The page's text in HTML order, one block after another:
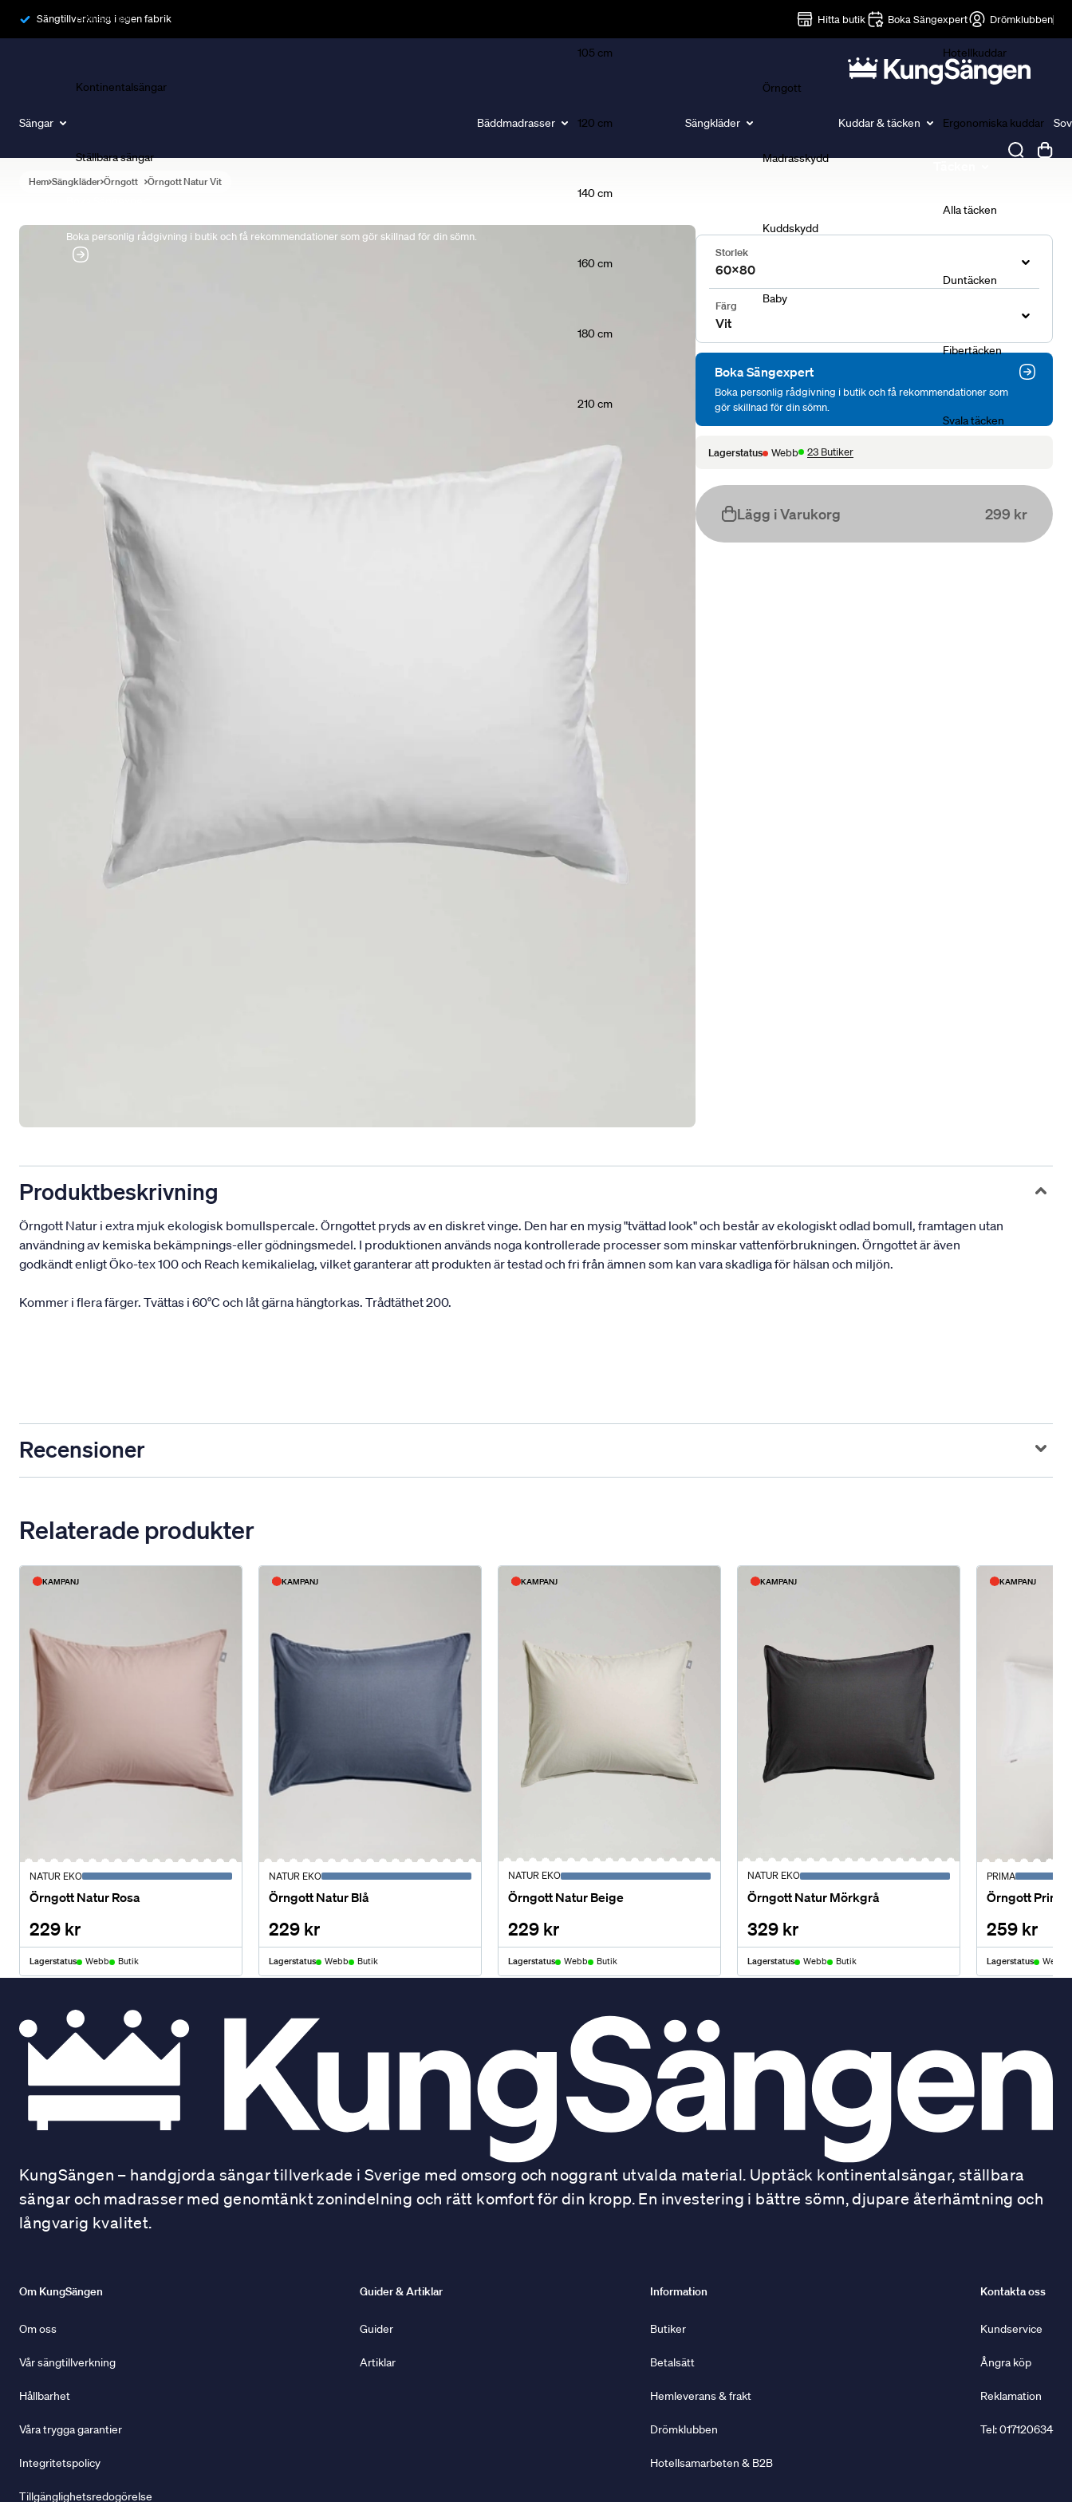
Sängtillverkning i egen fabrik Hitta butik Boka Sängexpert Drömklubben
Sängar
Ramsängar
Kontinentalsängar
Ställbara sängar
Boka personlig rådgivning i butik och få rekommendationer som gör skillnad för din sömn.
Bäddmadrasser
105 cm
120 cm
140 cm
160 cm
180 cm
210 cm
Sängkläder
Örngott
Madrasskydd
Kuddskydd
Baby
Kuddar & täcken
Hotellkuddar
Ergonomiska kuddar
Alla täcken
Duntäcken
Fibertäcken
Svala täcken
Hem Sängkläder Örngott Örngott Natur Vit
Storlek
60x80
Färg
Vit
Boka Sängexpert
Boka personlig rådgivning i butik och få rekommendationer som
gör skillnad för din sömn.
Lagerstatus Webb 23 Butiker
Lägg i Varukorg 299 kr
Produktbeskrivning
Örngott Natur i extra mjuk ekologisk bomullspercale. Örngottet pryds av en diskret vinge. Den har en mysig "tvättad look" och består av ekologiskt odlad bomull, framtagen utan
användning av kemiska bekämpnings-eller gödningsmedel. I produktionen används noga kontrollerade processer som minskar vattenförbrukningen. Örngottet är även
godkändt enligt Öko-tex 100 och Reach kemikalielag, vilket garanterar att produkten är testad och fri från ämnen som kan vara skadliga för hälsan och miljön.
Kommer i flera färger. Tvättas i 60°C och låt gärna hängtorkas. Trådtäthet 200.
Recensioner
Relaterade produkter
KAMPANJ
NATUR EKO
Örngott Natur Rosa
229 kr
Lagerstatus Webb Butik
KAMPANJ
NATUR EKO
Örngott Natur Blå
229 kr
Lagerstatus Webb Butik
KAMPANJ
NATUR EKO
Örngott Natur Beige
229 kr
Lagerstatus Webb Butik
KAMPANJ
NATUR EKO
Örngott Natur Mörkgrå
329 kr
Lagerstatus Webb Butik
KAMPANJ
PRIMA
Örngott Prima
259 kr
Lagerstatus Webb
KungSängen – handgjorda sängar tillverkade i Sverige med omsorg och noggrant utvalda material. Upptäck kontinentalsängar, ställbara
sängar och madrasser med genomtänkt zonindelning och rätt komfort för din kropp. En investering i bättre sömn, djupare återhämtning och
långvarig kvalitet.
Om KungSängen
Om oss
Vår sängtillverkning
Hållbarhet
Våra trygga garantier
Integritetspolicy
Tillgänglighetsredogörelse
Guider & Artiklar
Guider
Artiklar
Information
Butiker
Betalsätt
Hemleverans & frakt
Drömklubben
Hotellsamarbeten & B2B
Kontakta oss
Kundservice
Ångra köp
Reklamation
Tel: 017120634